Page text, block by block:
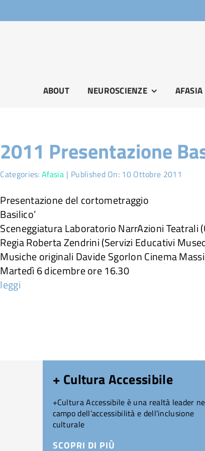
ABOUT NEUROSCIENZE AFASIA
2011 Presentazione
Categories:Afasia | Published On: 10 Ottobre 2011
Presentazione del cortometraggio
Basilico’
Sceneggiatura Laboratorio NarrAzioni Teatrali
Regia Roberta Zendrini (Servizi Educativi
Musiche originali Davide Sgorlon Cinema
Martedì 6 dicembre ore 16.30
leggi
+ Cultura Accessibile
+Cultura Accessibile è una realtà leader
campo dell’accessibilità e dell’inclusione
culturale
SCOPRI DI PIÙ